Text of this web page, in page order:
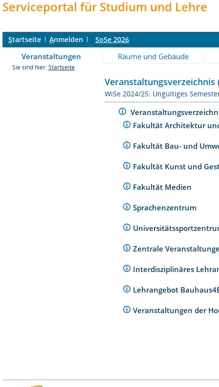
Serviceportal für Studium und Lehre
Startseite Anmelden SoSe 2026
Veranstaltungen Räume und Gebäude
Sie sind hier: Startseite
Veranstaltungsverzeichnis
WiSe 2024/25: Ungültiges
Fakultät Architektur
Fakultät Bau- und
Fakultät Kunst und
Fakultät Medien
Sprachenzentrum
Zentrale
Interdisziplinäres
Lehrangebot
Veranstaltungen der